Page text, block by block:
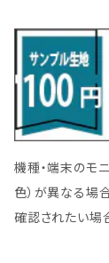
機種・端末のモ
色）が異なる場
確認されたい場